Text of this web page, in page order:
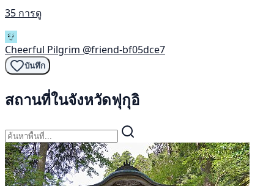
35 การดู
Cheerful Pilgrim @friend-bf05dce7
บันทึก
สถานที่ในจังหวัดฟุกุอิ